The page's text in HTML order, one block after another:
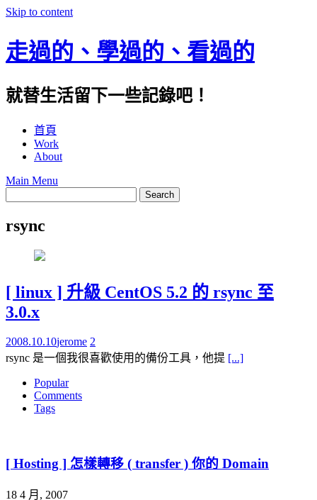
Skip to content
走過的、學過的、看過的
就替生活留下一些記錄吧！
首頁
Work
About
Main Menu
rsync
[ linux ] 升級 CentOS 5.2 的 rsync 至
3.0.x
2008.10.10jerome 2
rsync 是一個我很喜歡使用的備份工具，他提 [...]
Popular
Comments
Tags
[ Hosting ] 怎樣轉移 ( transfer ) 你的 Domain
18 4 月, 2007